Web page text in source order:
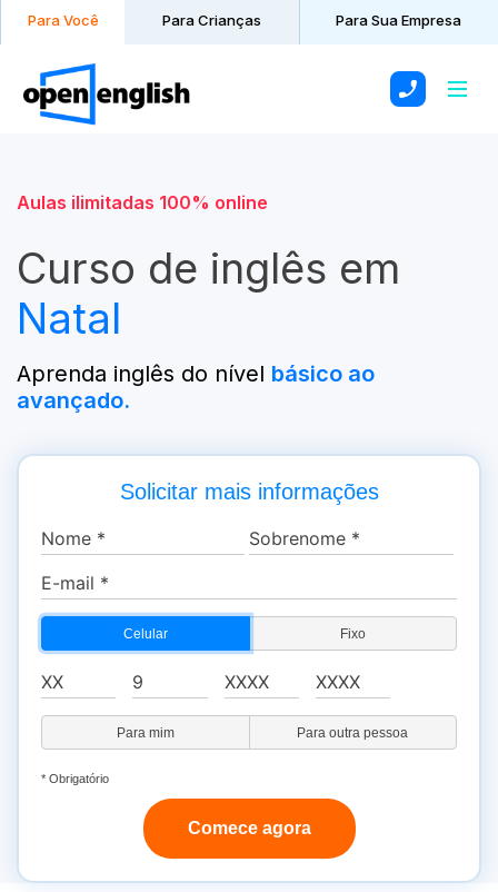
Para Você Para Sua Empresa
Aulas ilimitadas 100% online
Curso de inglês em
Natal
Aprenda inglês do nível básico ao
avançado.
Solicitar mais informações
Celular Fixo
Para mim Para outra pessoa
* Obrigatório
Comece agora